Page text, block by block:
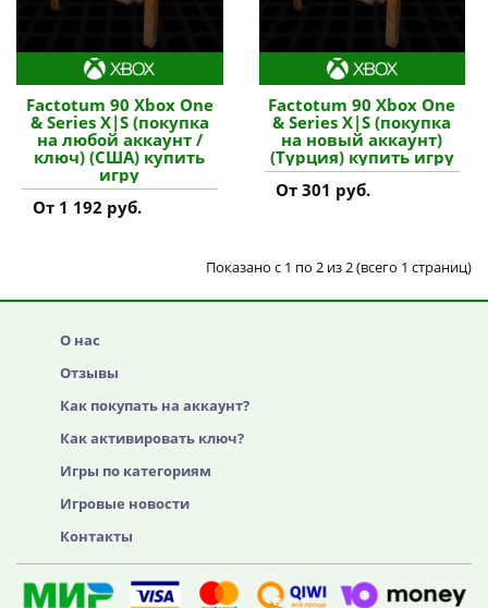
Factotum 90 Xbox One
& Series X|S (покупка
на любой аккаунт /
ключ) (США) купить
игру
От 1 192 руб.
Factotum 90 Xbox One
& Series X|S (покупка
на новый аккаунт)
(Турция) купить игру
От 301 руб.
Показано с 1 по 2 из 2 (всего 1 страниц)
О нас
Отзывы
Как покупать на аккаунт?
Как активировать ключ?
Игры по категориям
Игровые новости
Контакты